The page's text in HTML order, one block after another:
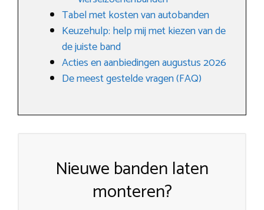
Tabel met kosten van autobanden
Keuzehulp: help mij met kiezen van de
de juiste band
Acties en aanbiedingen augustus 2026
De meest gestelde vragen (FAQ)
Nieuwe banden laten
monteren?